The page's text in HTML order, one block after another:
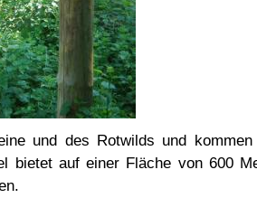
und des Rotwilds und
bietet auf einer Fläche von 600